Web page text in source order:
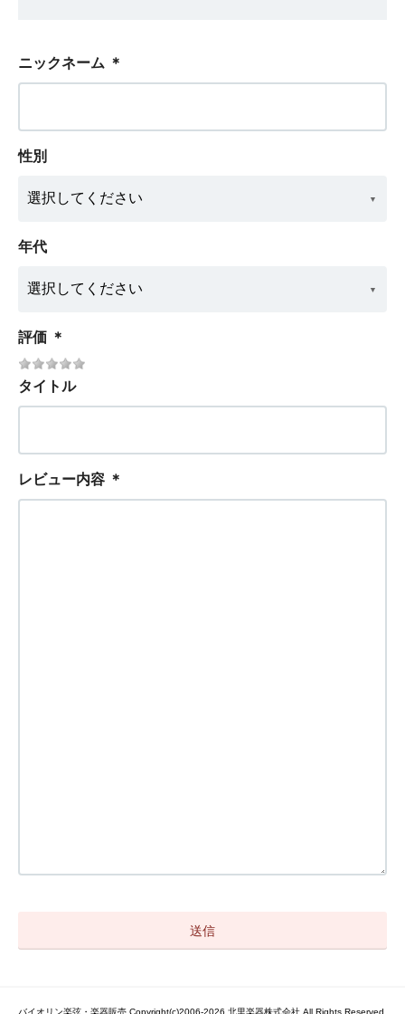
ニックネーム ＊
性別
年代
評価 ＊
タイトル
レビュー内容 ＊
バイオリン楽弦・楽器販売 Copyright(c)2006-2026 北里楽器株式会社 All Rights Reserved.